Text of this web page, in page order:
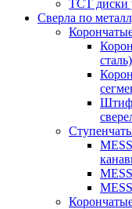
ТСТ диски
Сверла по
сталь)